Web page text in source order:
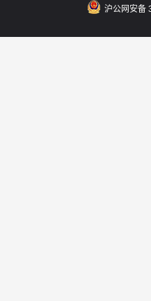
沪公网安备